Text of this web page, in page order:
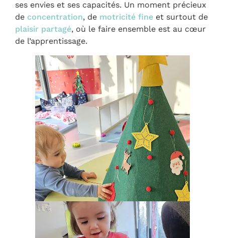
ses envies et ses capacités. Un moment précieux
de concentration, de motricité fine et surtout de
plaisir partagé, où le faire ensemble est au cœur
de l’apprentissage.